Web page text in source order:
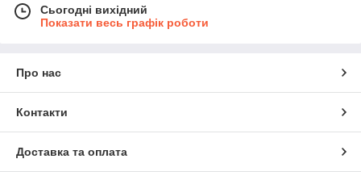
Сьогодні вихідний
Показати весь графік роботи
Про нас
Контакти
Доставка та оплата